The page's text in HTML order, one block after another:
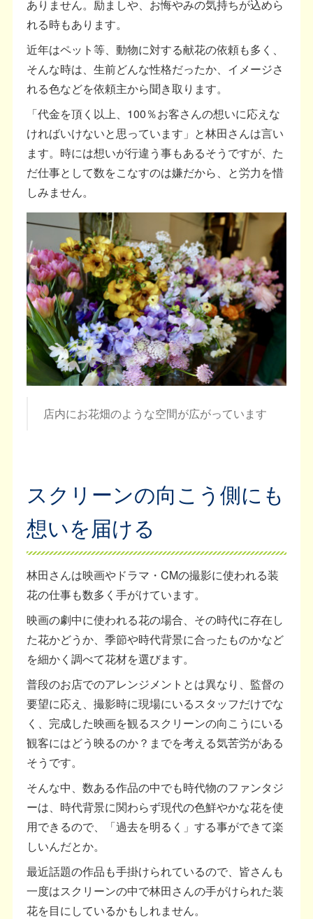
ありません。励ましや、お悔やみの気持ちが込めら
れる時もあります。
近年はペット等、動物に対する献花の依頼も多く、
そんな時は、生前どんな性格だったか、イメージさ
れる色などを依頼主から聞き取ります。
「代金を頂く以上、100％お客さんの想いに応えな
ければいけないと思っています」と林田さんは言い
ます。時には想いが行違う事もあるそうですが、た
だ仕事として数をこなすのは嫌だから、と労力を惜
しみません。
店内にお花畑のような空間が広がっています
スクリーンの向こう側にも
想いを届ける
林田さんは映画やドラマ・CMの撮影に使われる装
花の仕事も数多く手がけています。
映画の劇中に使われる花の場合、その時代に存在し
た花かどうか、季節や時代背景に合ったものかなど
を細かく調べて花材を選びます。
普段のお店でのアレンジメントとは異なり、監督の
要望に応え、撮影時に現場にいるスタッフだけでな
く、完成した映画を観るスクリーンの向こうにいる
観客にはどう映るのか？までを考える気苦労がある
そうです。
そんな中、数ある作品の中でも時代物のファンタジ
ーは、時代背景に関わらず現代の色鮮やかな花を使
用できるので、「過去を明るく」する事ができて楽
しいんだとか。
最近話題の作品も手掛けられているので、皆さんも
一度はスクリーンの中で林田さんの手がけられた装
花を目にしているかもしれません。